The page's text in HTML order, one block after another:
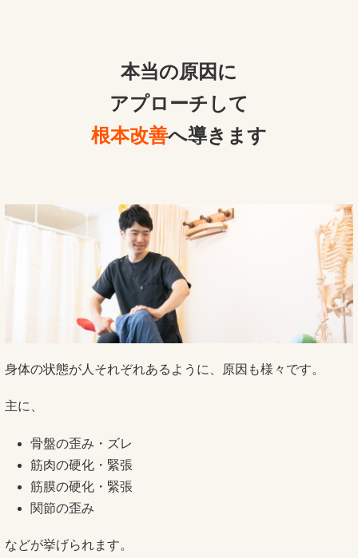
本当の原因に
アプローチして
根本改善へ導きます
身体の状態が人それぞれあるように、原因も様々です。
主に、
骨盤の歪み・ズレ
筋肉の硬化・緊張
筋膜の硬化・緊張
関節の歪み
などが挙げられます。